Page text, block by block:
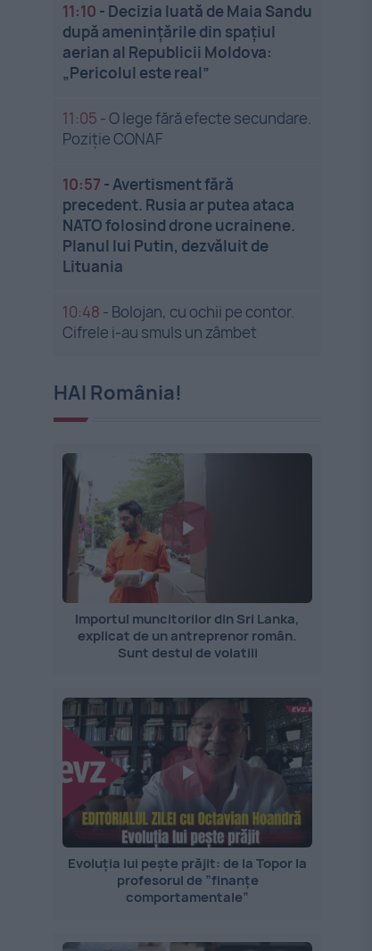
11:10 - Decizia luată de Maia Sandu
după amenințările din spațiul
aerian al Republicii Moldova:
„Pericolul este real”
11:05 -O lege fără efecte secundare.
Poziție CONAF
10:57 -Avertisment fără
precedent. Rusia ar putea ataca
NATO folosind drone ucrainene.
Planul lui Putin, dezvăluit de
Lituania
10:48 - Bolojan, cu ochii pe contor.
Cifrele i-au smuls un zâmbet
HAI România!
Importul muncitorilor din Sri Lanka,
explicat de un antreprenor român.
Sunt destul de volatili
Evoluția lui pește prăjit: de la Topor la
profesorul de ”finanțe
comportamentale”